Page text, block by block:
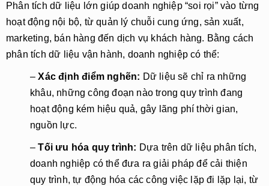
Phân tích dữ liệu lớn giúp doanh nghiệp “soi rọi” vào từng
hoạt động nội bộ, từ quản lý chuỗi cung ứng, sản xuất,
marketing, bán hàng đến dịch vụ khách hàng. Bằng cách
phân tích dữ liệu vận hành, doanh nghiệp có thể:
–Xác định điểm nghẽn: Dữ liệu sẽ chỉ ra những
khâu, những công đoạn nào trong quy trình đang
hoạt động kém hiệu quả, gây lãng phí thời gian,
nguồn lực.
–Tối ưu hóa quy trình: Dựa trên dữ liệu phân tích,
doanh nghiệp có thể đưa ra giải pháp để cải thiện
quy trình, tự động hóa các công việc lặp đi lặp lại, từ